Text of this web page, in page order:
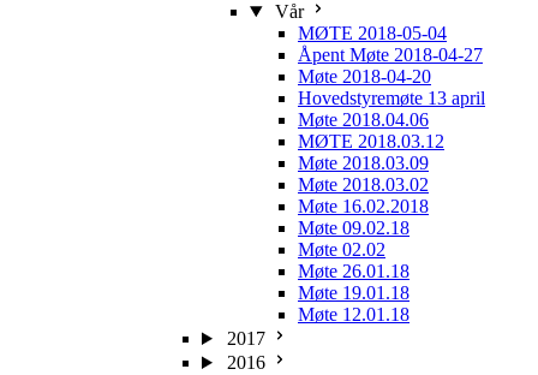
Vår
MØTE 2018-05-04
Åpent Møte 2018-04-27
Møte 2018-04-20
Hovedstyremøte 13 april
Møte 2018.04.06
MØTE 2018.03.12
Møte 2018.03.09
Møte 2018.03.02
Møte 16.02.2018
Møte 09.02.18
Møte 02.02
Møte 26.01.18
Møte 19.01.18
Møte 12.01.18
2017
2016